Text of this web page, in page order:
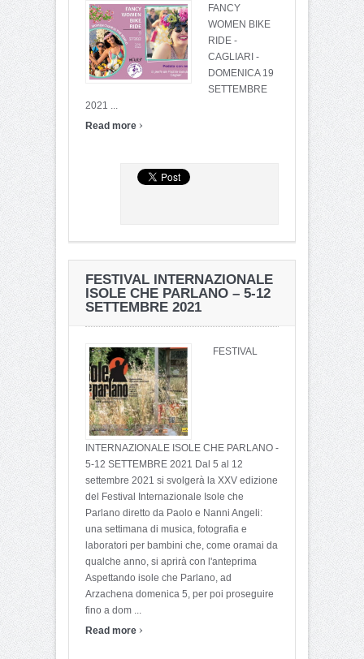
FANCY
WOMEN BIKE
RIDE -
CAGLIARI -
DOMENICA 19
SETTEMBRE
2021 ...
Read more ›
FESTIVAL INTERNAZIONALE
ISOLE CHE PARLANO – 5-12
SETTEMBRE 2021
FESTIVAL
INTERNAZIONALE ISOLE CHE PARLANO -
5-12 SETTEMBRE 2021 Dal 5 al 12
settembre 2021 si svolgerà la XXV edizione
del Festival Internazionale Isole che
Parlano diretto da Paolo e Nanni Angeli:
una settimana di musica, fotografia e
laboratori per bambini che, come oramai da
qualche anno, si aprirà con l'anteprima
Aspettando isole che Parlano, ad
Arzachena domenica 5, per poi proseguire
fino a dom ...
Read more ›